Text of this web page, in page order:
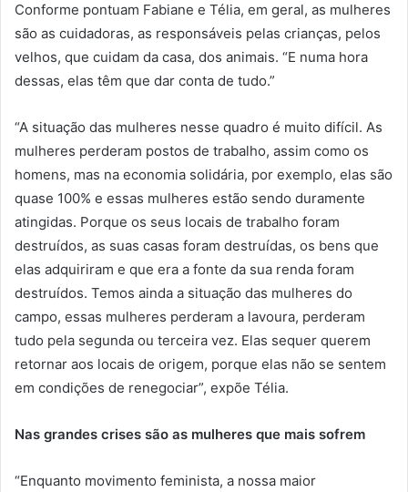
Conforme pontuam Fabiane e Télia, em geral, as mulheres
são as cuidadoras, as responsáveis pelas crianças, pelos
velhos, que cuidam da casa, dos animais. “E numa hora
dessas, elas têm que dar conta de tudo.”
“A situação das mulheres nesse quadro é muito difícil. As
mulheres perderam postos de trabalho, assim como os
homens, mas na economia solidária, por exemplo, elas são
quase 100% e essas mulheres estão sendo duramente
atingidas. Porque os seus locais de trabalho foram
destruídos, as suas casas foram destruídas, os bens que
elas adquiriram e que era a fonte da sua renda foram
destruídos. Temos ainda a situação das mulheres do
campo, essas mulheres perderam a lavoura, perderam
tudo pela segunda ou terceira vez. Elas sequer querem
retornar aos locais de origem, porque elas não se sentem
em condições de renegociar”, expõe Télia.
Nas grandes crises são as mulheres que mais sofrem
“Enquanto movimento feminista, a nossa maior